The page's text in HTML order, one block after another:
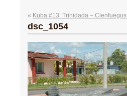
« Kuba #13: Trinidada – Cienfuegos
dsc_1054